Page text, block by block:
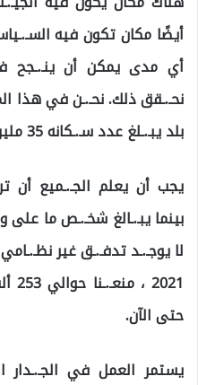
أيضًا مكان تكون فيه
أي مدى يمكن أن ينـ.ـجح
نحـ.ـقق ذلك. نحـ.ـن في هذا
بلد يبـ.ـلغ عدد سـ.ـكانه 35 مليون نسمة.
يجب أن يعلم الجـ.ـميع أن
بينما يبـ.ـالغ شخـ.ـص ما على
لا يوجـ.ـد تدفـ.ـق غير
حتى الآن.